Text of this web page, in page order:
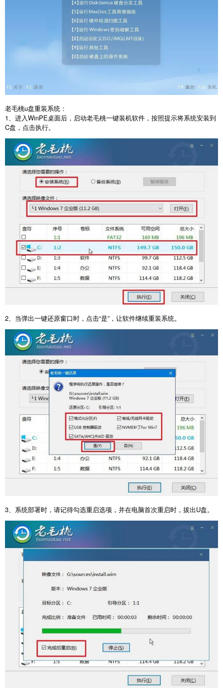
老毛桃u盘重装系统：
1、进入WinPE桌面后，启动老毛桃一键装机软件，按照提示将系统安装到
C盘，点击执行。
2、当弹出一键还原窗口时，点击“是”，让软件继续重装系统。
3、系统部署时，请记得勾选重启选项，并在电脑首次重启时，拔出U盘。